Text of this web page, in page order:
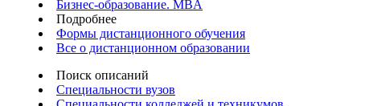
Бизнес-образование. MBA
Подробнее
Формы дистанционного обучения
Все о дистанционном образовании
Поиск описаний
Специальности вузов